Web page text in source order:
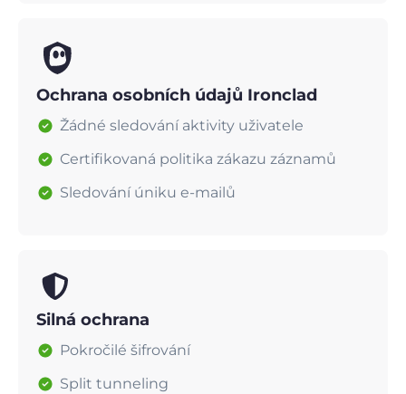
Ochrana osobních údajů Ironclad
Žádné sledování aktivity uživatele
Certifikovaná politika zákazu záznamů
Sledování úniku e-mailů
Silná ochrana
Pokročilé šifrování
Split tunneling